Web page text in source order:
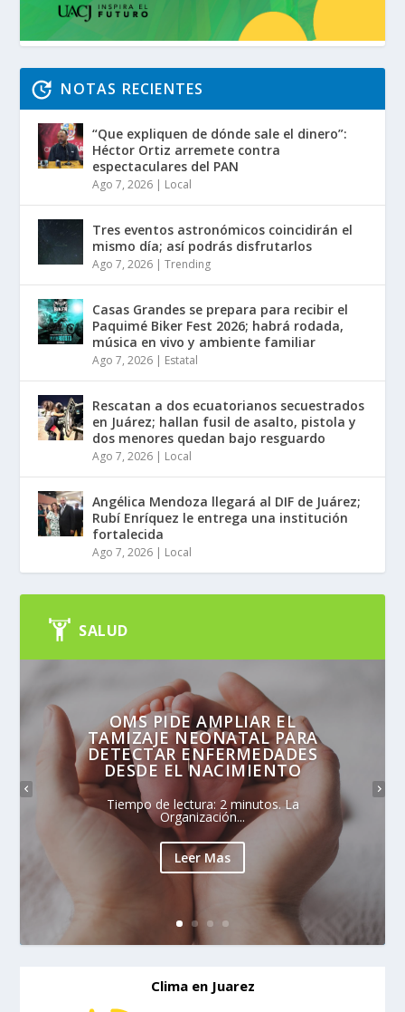
NOTAS RECIENTES
“Que expliquen de dónde sale el dinero”:
Héctor Ortiz arremete contra
espectaculares del PAN
Ago 7, 2026 | Local
Tres eventos astronómicos coincidirán el
mismo día; así podrás disfrutarlos
Ago 7, 2026 |Trending
Casas Grandes se prepara para recibir el
Paquimé Biker Fest 2026; habrá rodada,
música en vivo y ambiente familiar
Ago 7, 2026 | Estatal
Rescatan a dos ecuatorianos secuestrados
en Juárez; hallan fusil de asalto, pistola y
dos menores quedan bajo resguardo
Ago 7, 2026 | Local
Angélica Mendoza llegará al DIF de Juárez;
Rubí Enríquez le entrega una institución
fortalecida
Ago 7, 2026 | Local
SALUD
OMS PIDE AMPLIAR EL
TAMIZAJE NEONATAL PARA
DETECTAR ENFERMEDADES
DESDE EL NACIMIENTO
Tiempo de lectura: 2 minutos. La
Organización...
Leer Mas
Clima en Juarez